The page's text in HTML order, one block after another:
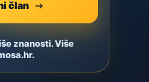
član
znanosti. Više